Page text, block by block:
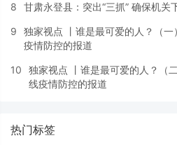
8 甘肃永登县：突出“三抓” 确保机关
9
独家视点 丨谁是最可爱的人？（
疫情防控的报道
10
独家视点 丨谁是最可爱的人？
线疫情防控的报道
热门标签